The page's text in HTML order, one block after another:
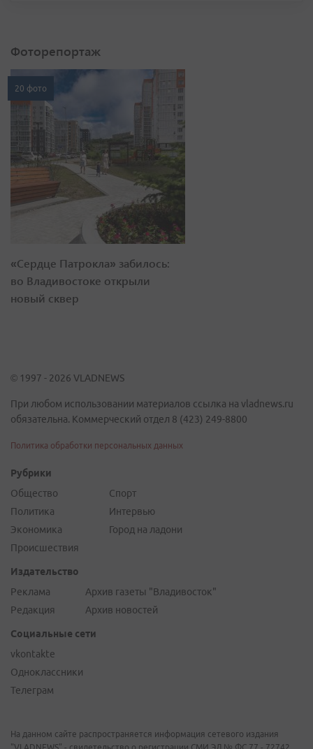
Фоторепортаж
20 фото
«Сердце Патрокла» забилось:
во Владивостоке открыли
новый сквер
© 1997 - 2026 VLADNEWS
При любом использовании материалов ссылка на vladnews.ru
обязательна. Коммерческий отдел 8 (423) 249-8800
Политика обработки персональных данных
Рубрики
Общество
Политика
Экономика
Происшествия
Спорт
Интервью
Город на ладони
Издательство
Реклама
Редакция
Архив газеты "Владивосток"
Архив новостей
Социальные сети
vkontakte
Одноклассники
Телеграм
На данном сайте распространяется информация сетевого издания